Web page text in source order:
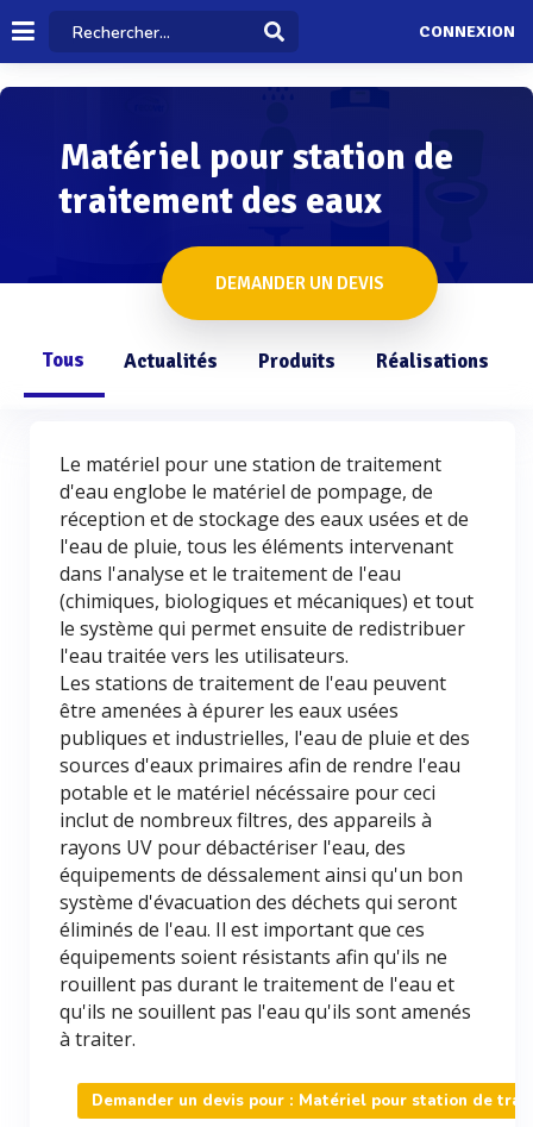
CONNEXION
Matériel pour station de
traitement des eaux
DEMANDER UN DEVIS
Tous Actualités Produits Réalisations
Le matériel pour une station de traitement
d'eau englobe le matériel de pompage, de
réception et de stockage des eaux usées et de
l'eau de pluie, tous les éléments intervenant
dans l'analyse et le traitement de l'eau
(chimiques, biologiques et mécaniques) et tout
le système qui permet ensuite de redistribuer
l'eau traitée vers les utilisateurs.
Les stations de traitement de l'eau peuvent
être amenées à épurer les eaux usées
publiques et industrielles, l'eau de pluie et des
sources d'eaux primaires afin de rendre l'eau
potable et le matériel nécéssaire pour ceci
inclut de nombreux filtres, des appareils à
rayons UV pour débactériser l'eau, des
équipements de déssalement ainsi qu'un bon
système d'évacuation des déchets qui seront
éliminés de l'eau. Il est important que ces
équipements soient résistants afin qu'ils ne
rouillent pas durant le traitement de l'eau et
qu'ils ne souillent pas l'eau qu'ils sont amenés
à traiter.
Demander un devis pour : Matériel pour station de